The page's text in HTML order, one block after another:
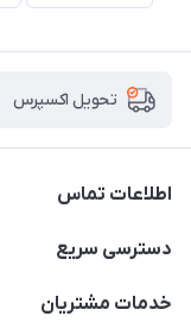
تحویل اکسپرس
اطلاعات تماس
04432336021
دسترسی سریع
حساب کاربری
خدمات مشتریان